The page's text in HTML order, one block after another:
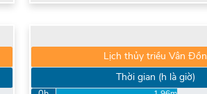
Lịch thủy triều Vân Đồn
Thời gian (h là giờ)